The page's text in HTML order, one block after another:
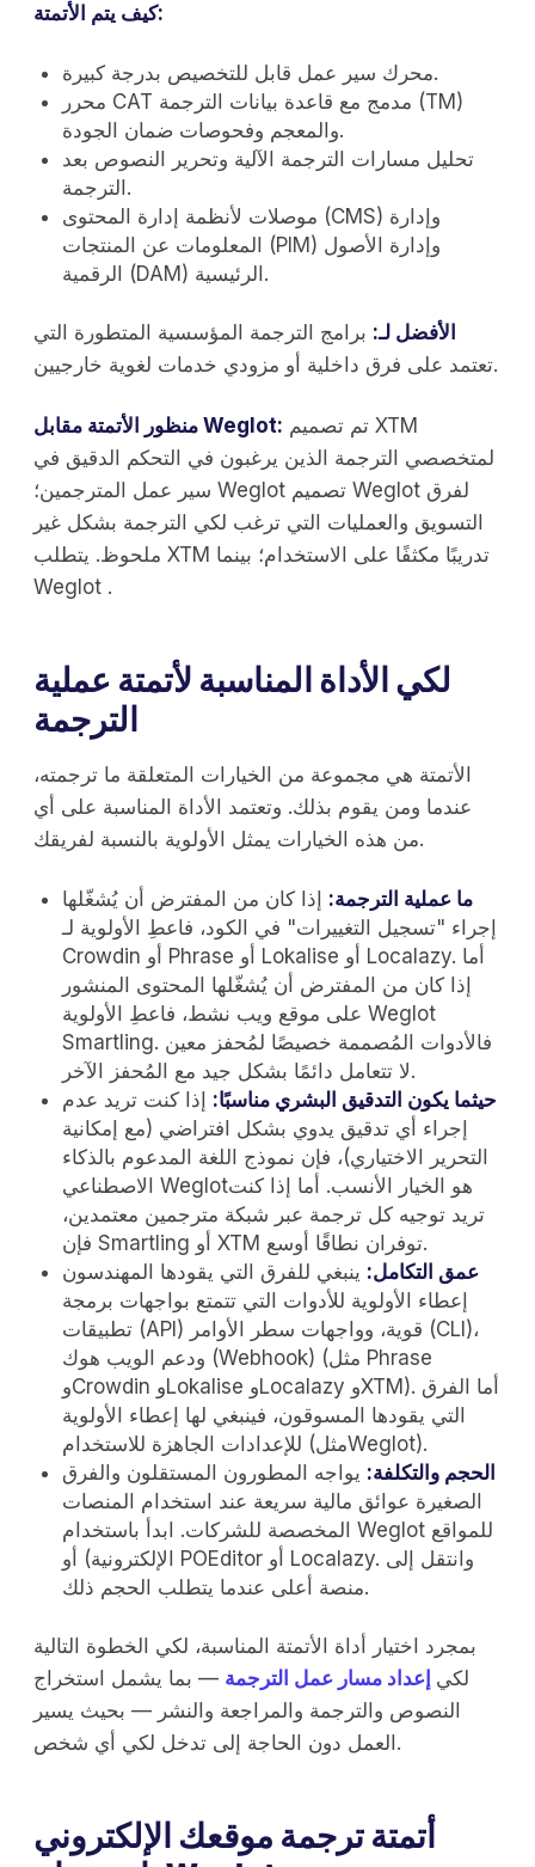
كيف يتم الأتمتة:
محرك سير عمل قابل للتخصيص بدرجة كبيرة.
محرر CAT مدمج مع قاعدة بيانات الترجمة (TM)
والمعجم وفحوصات ضمان الجودة.
تحليل مسارات الترجمة الآلية وتحرير النصوص بعد
الترجمة.
موصلات لأنظمة إدارة المحتوى (CMS) وإدارة
المعلومات عن المنتجات (PIM) وإدارة الأصول
الرقمية (DAM) الرئيسية.
الأفضل لـ: برامج الترجمة المؤسسية المتطورة التي
تعتمد على فرق داخلية أو مزودي خدمات لغوية خارجيين.
منظور الأتمتة مقابل Weglot:
لمتخصصي الترجمة الذين يرغبون في التحكم الدقيق في
سير عمل المترجمين؛ Weglot تصميم Weglot لفرق
التسويق والعمليات التي ترغب لكي الترجمة بشكل غير
ملحوظ. يتطلب XTM تدريبًا مكثفًا على الاستخدام؛ بينما
Weglot .
لكي الأداة المناسبة لأتمتة عملية
الترجمة
الأتمتة هي مجموعة من الخيارات المتعلقة ما ترجمته،
عندما ومن يقوم بذلك. وتعتمد الأداة المناسبة على أي
من هذه الخيارات يمثل الأولوية بالنسبة لفريقك.
ما عملية الترجمة: إذا كان من المفترض أن يُشغّلها
إجراء "تسجيل التغييرات" في الكود، فاعطِ الأولوية لـ
Crowdin أو Phrase أو Lokalise أو Localazy. أما
إذا كان من المفترض أن يُشغّلها المحتوى المنشور
على موقع ويب نشط، فاعطِ الأولوية Weglot
Smartling. فالأدوات المُصممة خصيصًا لمُحفز معين
لا تتعامل دائمًا بشكل جيد مع المُحفز الآخر.
حيثما يكون التدقيق البشري مناسبًا: إذا كنت تريد عدم
إجراء أي تدقيق يدوي بشكل افتراضي (مع إمكانية
التحرير الاختياري)، فإن نموذج اللغة المدعوم بالذكاء
الاصطناعي Weglotهو الخيار الأنسب. أما إذا كنت
تريد توجيه كل ترجمة عبر شبكة مترجمين معتمدين،
فإن Smartling أو XTM توفران نطاقًا أوسع.
عمق التكامل: ينبغي للفرق التي يقودها المهندسون
إعطاء الأولوية للأدوات التي تتمتع بواجهات برمجة
تطبيقات (API) قوية، وواجهات سطر الأوامر (CLI)،
ودعم الويب هوك (Webhook) (مثل Phrase
وCrowdin وLokalise وLocalazy وXTM). أما الفرق
التي يقودها المسوقون، فينبغي لها إعطاء الأولوية
للإعدادات الجاهزة للاستخدام (مثلWeglot).
الحجم والتكلفة: يواجه المطورون المستقلون والفرق
الصغيرة عوائق مالية سريعة عند استخدام المنصات
المخصصة للشركات. ابدأ باستخدام Weglot للمواقع
الإلكترونية) أو POEditor أو Localazy. وانتقل إلى
منصة أعلى عندما يتطلب الحجم ذلك.
بمجرد اختيار أداة الأتمتة المناسبة، لكي الخطوة التالية
لكي إعداد مسار عمل الترجمة — بما يشمل استخراج
النصوص والترجمة والمراجعة والنشر — بحيث يسير
العمل دون الحاجة إلى تدخل لكي أي شخص.
أتمتة ترجمة موقعك الإلكتروني